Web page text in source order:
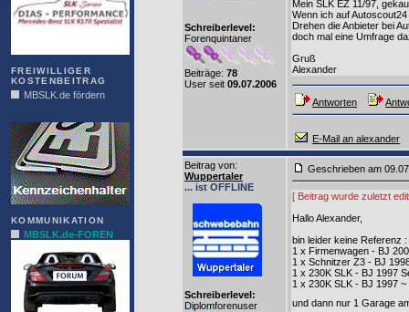
FREIWILLIGER
KOSTENBEITRAG
MBSLK.de fördern
KOMMUNIKATION
MBSLK.de-FOREN
Schreiberlevel:
Forenquintaner
Beiträge: 78
User seit 09.07.2006
Mein SLK EZ 11/97,
Wenn ich auf
Drehen die Anbieter bei
doch mal eine Umfrage
Gruß
Alexander
Antworten
E-Mail an alexander
Beitrag von:
Wuppertaler
... ist OFFLINE
Schreiberlevel:
Diplomforenuser
Geschrieben am
[ Beitrag wurde zuletzt
Hallo Alexander,
bin leider keine Referenz :
1 x Firmenwagen - BJ
1 x Schnitzer Z3 - BJ
1 x 230K SLK - BJ 1997
1 x 230K SLK - BJ 1997
und dann nur 1 Garage